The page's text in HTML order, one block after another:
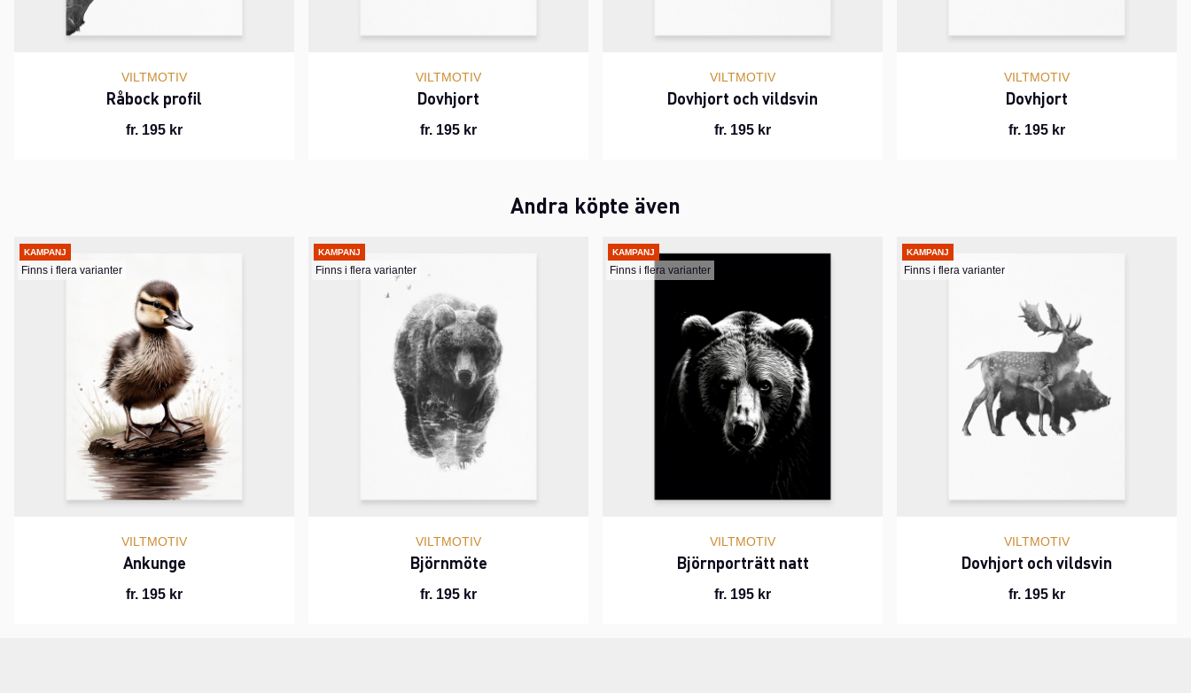
VILTMOTIV
Råbock profil
fr. 195 kr
VILTMOTIV
Dovhjort
fr. 195 kr
VILTMOTIV
Dovhjort och vildsvin
fr. 195 kr
VILTMOTIV
Dovhjort
fr. 195 kr
Andra köpte även
KAMPANJ
Finns i flera varianter
VILTMOTIV
Ankunge
fr. 195 kr
KAMPANJ
Finns i flera varianter
VILTMOTIV
Björnmöte
fr. 195 kr
KAMPANJ
Finns i flera varianter
VILTMOTIV
Björnporträtt natt
fr. 195 kr
KAMPANJ
Finns i flera varianter
VILTMOTIV
Dovhjort och vildsvin
fr. 195 kr